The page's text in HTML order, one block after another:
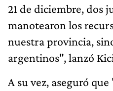
21 de diciembre, dos
manotearon los
nuestra provincia,
argentinos", lanzó
A su vez, aseguró